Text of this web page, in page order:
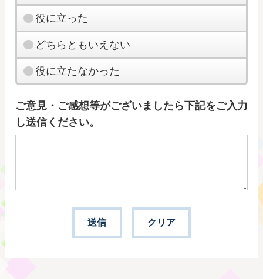
役に立った
どちらともいえない
役に立たなかった
ご意見・ご感想等がございましたら下記をご入力
し送信ください。